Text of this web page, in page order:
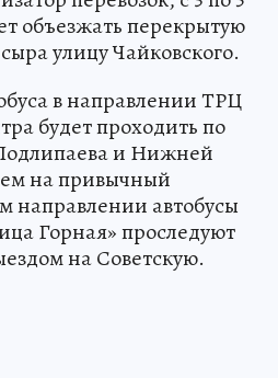
объезжать перекрытую
улицу Чайковского.
в направлении ТРЦ
будет проходить по
и Нижней
на привычный
направлении автобусы
Горная» проследуют
на Советскую.